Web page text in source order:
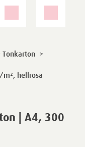
| A4, 300
Tonkarton >
m², hellrosa